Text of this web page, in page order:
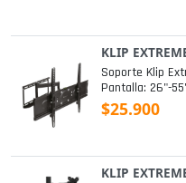
KLIP
Soporte Klip
Pantalla: 26"-
$25.900
KLIP